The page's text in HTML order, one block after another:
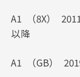
A1 （8X）
以降
A1 （GB）